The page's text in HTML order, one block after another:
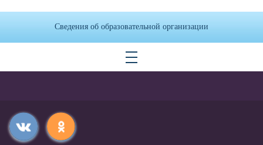
Сведения об образовательной организации